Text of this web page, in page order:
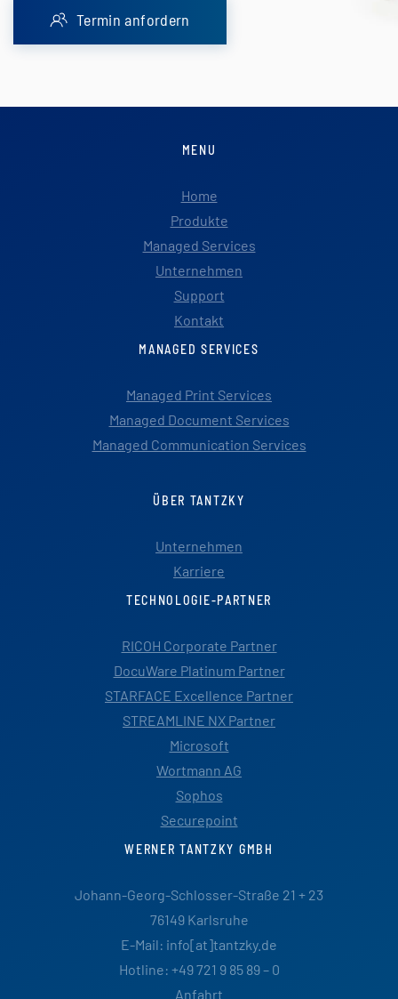
Termin anfordern
MENU
Home
Produkte
Managed Services
Unternehmen
Support
Kontakt
MANAGED SERVICES
Managed Print Services
Managed Document Services
Managed Communication Services
ÜBER TANTZKY
Unternehmen
Karriere
TECHNOLOGIE-PARTNER
RICOH Corporate Partner
DocuWare Platinum Partner
STARFACE Excellence Partner
STREAMLINE NX Partner
Microsoft
Wortmann AG
Sophos
Securepoint
WERNER TANTZKY GMBH
Johann-Georg-Schlosser-Straße 21 + 23
76149 Karlsruhe
E-Mail: info[at]tantzky.de
Hotline: +49 721 9 85 89 – 0
Anfahrt